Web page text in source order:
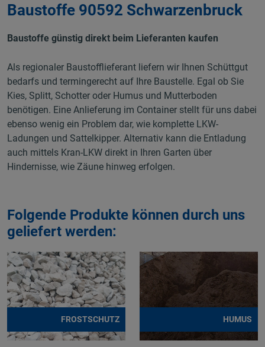
Baustoffe 90592 Schwarzenbruck
Baustoffe günstig direkt beim Lieferanten kaufen
Als regionaler Baustofflieferant liefern wir Ihnen Schüttgut
bedarfs und termingerecht auf Ihre Baustelle. Egal ob Sie
Kies, Splitt, Schotter oder Humus und Mutterboden
benötigen. Eine Anlieferung im Container stellt für uns dabei
ebenso wenig ein Problem dar, wie komplette LKW-
Ladungen und Sattelkipper. Alternativ kann die Entladung
auch mittels Kran-LKW direkt in Ihren Garten über
Hindernisse, wie Zäune hinweg erfolgen.
Folgende Produkte können durch uns
geliefert werden:
FROSTSCHUTZ HUMUS